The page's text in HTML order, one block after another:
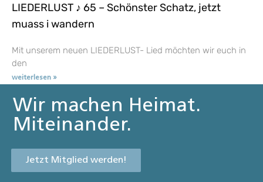
LIEDERLUST ♪ 65 – Schönster Schatz, jetzt
muass i wandern
Mit unserem neuen LIEDERLUST- Lied möchten wir euch in
den
weiterlesen »
Wir machen Heimat.
Miteinander.
Jetzt Mitglied werden!